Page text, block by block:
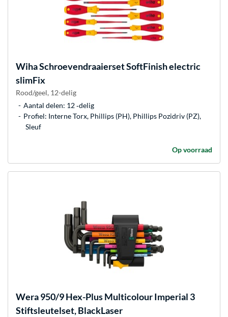
WihaSchroevendraaierset SoftFinish electric
slimFix
Rood/geel, 12-delig
Aantal delen: 12 ‐delig
Profiel: Interne Torx, Phillips (PH), Phillips Pozidriv (PZ),
Sleuf
Op voorraad
Wera950/9 Hex-Plus Multicolour Imperial 3
Stiftsleutelset, BlackLaser